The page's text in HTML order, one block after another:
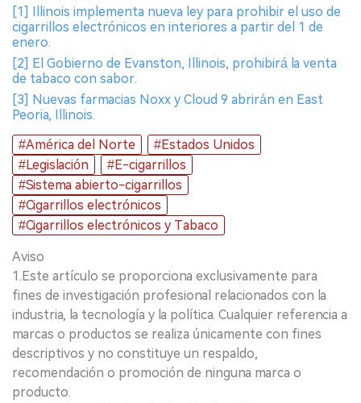
[1] Illinois implementa nueva ley para prohibir el uso de
cigarrillos electrónicos en interiores a partir del 1 de
enero.
[2] El Gobierno de Evanston, Illinois, prohibirá la venta
de tabaco con sabor.
[3] Nuevas farmacias Noxx y Cloud 9 abrirán en East
Peoria, Illinois.
#América del Norte
#Estados Unidos
#Legislación
#E-cigarrillos
#Sistema abierto-cigarrillos
#Cigarrillos electrónicos
#Cigarrillos electrónicos y Tabaco
Aviso
1.Este artículo se proporciona exclusivamente para
fines de investigación profesional relacionados con la
industria, la tecnología y la política. Cualquier referencia a
marcas o productos se realiza únicamente con fines
descriptivos y no constituye un respaldo,
recomendación o promoción de ninguna marca o
producto.